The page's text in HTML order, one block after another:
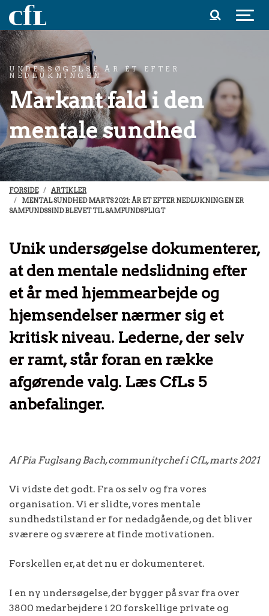
Spring til indhold
UNDERSØGELSE ÅR ÉT EFTER
NEDLUKNINGEN
Markant fald i den
mentale sundhed
FORSIDE
ARTIKLER
MENTAL SUNDHED MARTS 2021: ÅR ET EFTER NEDLUKNINGEN ER
SAMFUNDSSIND BLEVET TIL SAMFUNDSPLIGT
Unik undersøgelse dokumenterer,
at den mentale nedslidning efter
et år med hjemmearbejde og
hjemsendelser nærmer sig et
kritisk niveau. Lederne, der selv
er ramt, står foran en række
afgørende valg. Læs CfLs 5
anbefalinger.
Af Pia Fuglsang Bach, communitychef i CfL, marts 2021
Vi vidste det godt. Fra os selv og fra vores
organisation. Vi er slidte, vores mentale
sundhedstilstand er for nedadgående, og det bliver
sværere og sværere at finde motivationen.
Forskellen er, at det nu er dokumenteret.
I en ny undersøgelse, der bygger på svar fra over
3800 medarbejdere i 20 forskellige private og